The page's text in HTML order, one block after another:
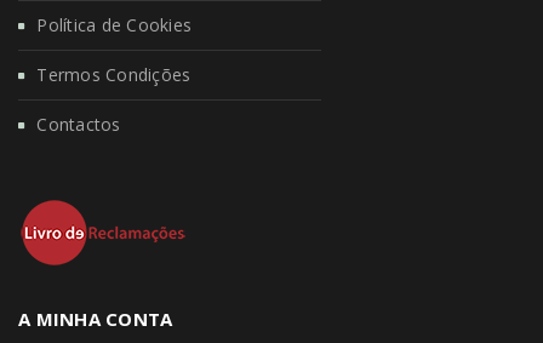
Política de Cookies
Termos Condições
Contactos
A MINHA CONTA